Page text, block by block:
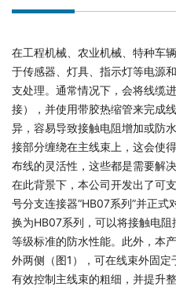
在工程机械、农业机械、特种车
于传感器、灯具、指示灯等电源
支处理。通常情况下，会将线缆
接），并使用带胶热缩管来完成
异，容易导致接触电阻增加或防
接部分缠绕在主线束上，这会使
布线的灵活性，这些都是需要解决
在此背景下，本公司开发出了可
号分支连接器“HB07系列”并正
换为HB07系列，可以将接触电
等级标准的防水性能。此外，本
外两侧（图1），可在线束外固
有效控制主线束的粗细，并提升